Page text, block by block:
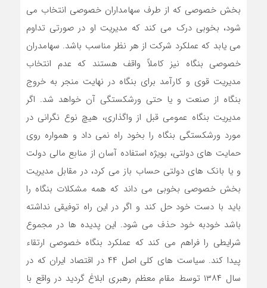
بخش خصوصی که از طرف سهامداران خصوصی انتخاب می
شود، بخوبی درک می کند که مدیریت او در صورتی تداوم
می یابد که عملکرد شرکت از هر نظر مناسب باشد. سهامدران
خصوصی بنگاه نیز کاملاً واقف هستند که عدم انتخاب
مدیریت قوی و کارآمد برای بنگاه در نهایت منجر به خروج
بنگاه از صنعت و یا حتی ورشکستگی آن خواهد شد. اگر
مدیریت بنگاه عمومی قبل از واگذاری، هیچ نوع نگرانی در
مورد ورشکستگی بنگاه را بخود راه نمی داد و همواره روی
حمایت های دولتی، بویژه استفاده آسان از منابع مالی دولت
و یا بانک های دولتی حساب باز می کرد، در مقابل مدیریت
بخش خصوصی بخوبی می داند که همه مشکلات بنگاه را
باید با دست خود حل کند و اگر در این راه توفیقی نداشته
باشد خودبه خود حذف می شود. این پدیده ها در مجموع
شرایطی را فراهم می کند که عملکرد بنگاه خصوصی ارتقاء
پیدا کند. سیاست های کلی اصل ۴۴ در اقتصاد ایران که در
سال ۱۳۸۴ توسط مقام معظم رهبری ابلاغ گردید در واقع با